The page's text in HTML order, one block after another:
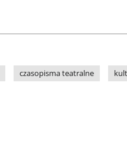
czasopisma teatralne